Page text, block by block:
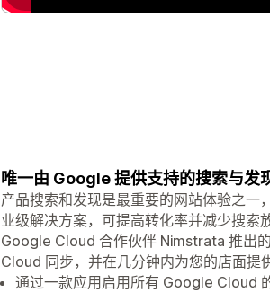
唯一由 Google 提供支持的搜索与发
产品搜索和发现是最重要的网站体验之
业级解决方案，可提高转化率并减少搜索
Google Cloud 合作伙伴 Nimstrata 推出
Cloud 同步，并在几分钟内为您的店面提
通过一款应用启用所有 Google Cloud